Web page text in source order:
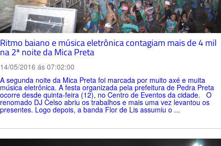
Ritmo baiano e música eletrônica contagiam mais de 4 mil
na 2ª noite da Mica Preta
14/05/2016 ás 07:02:00
A segunda noite da Mica Preta foi marcada por muito axé e muita
música eletrônica. A festa organizada pela prefeitura de Pedra Preta
ocorre desde quinta-feira (12), no Centro de Eventos da cidade. O
renomado DJ Celso abriu os trabalhos e mais uma vez levantou os
presentes. Logo depois, a banda Flor de Lis assumiu o ...